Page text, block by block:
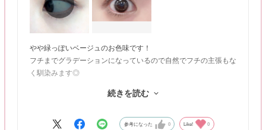
やや緑っぽいベージュのお色味です！
フチまでグラデーションになっているので自然でフチの主張もな
く馴染みます◎
続きを読む
参考になった 0 Like! 0